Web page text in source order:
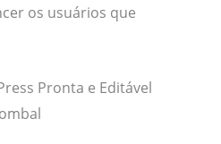
os usuários que
Pronta e Editável